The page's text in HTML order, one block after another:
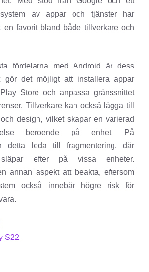
av appar och tjänster har
en favorit bland både tillverkare och
fördelarna med Android är dess
gör det möjligt att installera appar
Store och anpassa gränssnittet
Tillverkare kan också lägga till
design, vilket skapar en varierad
beroende på enhet. På
detta leda till fragmentering, där
släpar efter på vissa enheter.
annan aspekt att beakta, eftersom
också innebär högre risk för
S22